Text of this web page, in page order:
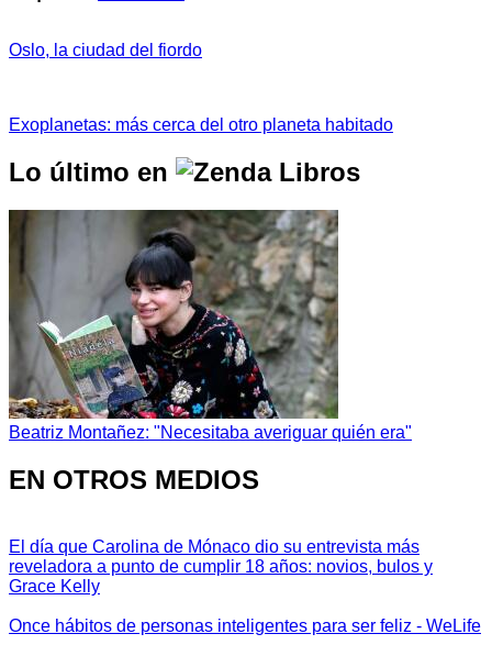
Oslo, la ciudad del fiordo
Exoplanetas: más cerca del otro planeta habitado
Lo último en
Beatriz Montañez: "Necesitaba averiguar quién era"
EN OTROS MEDIOS
El día que Carolina de Mónaco dio su entrevista más
reveladora a punto de cumplir 18 años: novios, bulos y
Grace Kelly
Once hábitos de personas inteligentes para ser feliz - WeLife